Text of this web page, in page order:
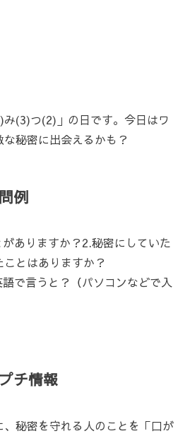
(3)つ(2)」の日です。今日はワ
秘密に出会えるかも？
例
ありますか？2.秘密にしていた
とはありますか？
で言うと？（パソコンなどで入
チ情報
秘密を守れる人のことを「口が